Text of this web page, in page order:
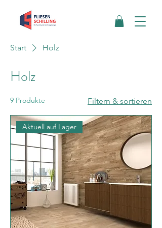
Start Holz
Holz
9 Produkte Filtern & sortieren
Aktuell auf Lager